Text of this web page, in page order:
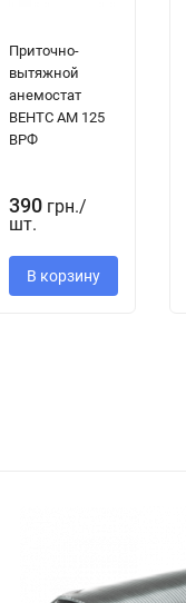
Приточно-
вытяжной
анемостат
ВЕНТС АМ 125
ВРФ
390 грн./
шт.
В корзину